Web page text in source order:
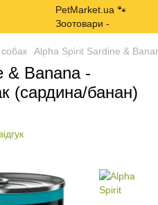
Alpha Spirit Sardine &
& Banana -
(сардина/банан)